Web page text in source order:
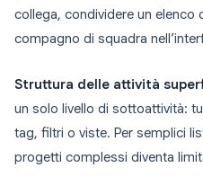
collega, condividere un elenco
compagno di squadra
Struttura delle attività
un solo livello di sottoattività:
tag, filtri o viste. Per semplici
progetti complessi diventa